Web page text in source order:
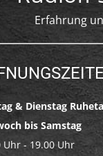
Erfahrung
& Dienstag
bis Samstag
Uhr - 19.00 Uhr